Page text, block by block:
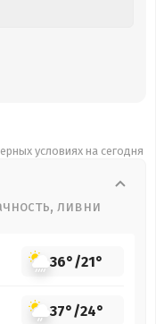
условиях на сегодня
ливни
36°/21°
37°/24°